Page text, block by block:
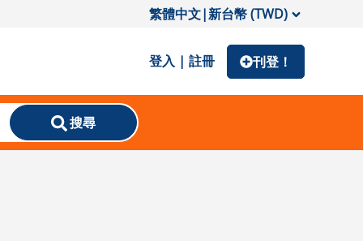
繁體中文|新台幣 (TWD)
登入 | 註冊 刊登！
搜尋